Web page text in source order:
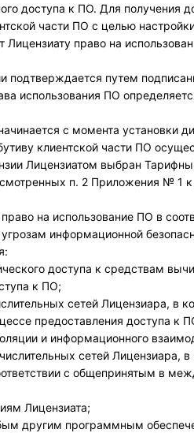
доступа к ПО. Для получения
части ПО с целью
Лицензиату право на
подтверждается путем
использования ПО
с момента установки
клиентской части ПО
Лицензиатом выбран
п. 2 Приложения № 1
на использование ПО в
информационной
доступа к средствам
к ПО;
сетей Лицензиара, в
предоставления доступа к
и информационного
сетей Лицензиара,
с общепринятым в
Лицензиата;
другим программным